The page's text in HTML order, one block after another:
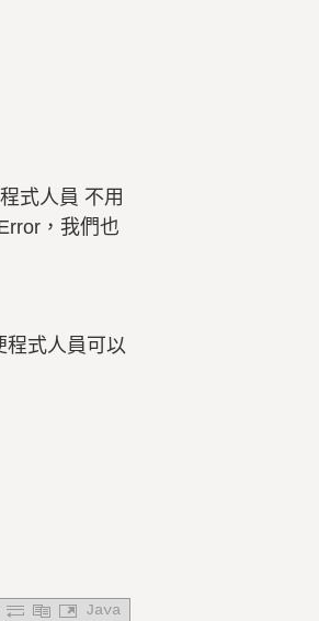
式人員 不用
，我們也
程式人員可以
Java